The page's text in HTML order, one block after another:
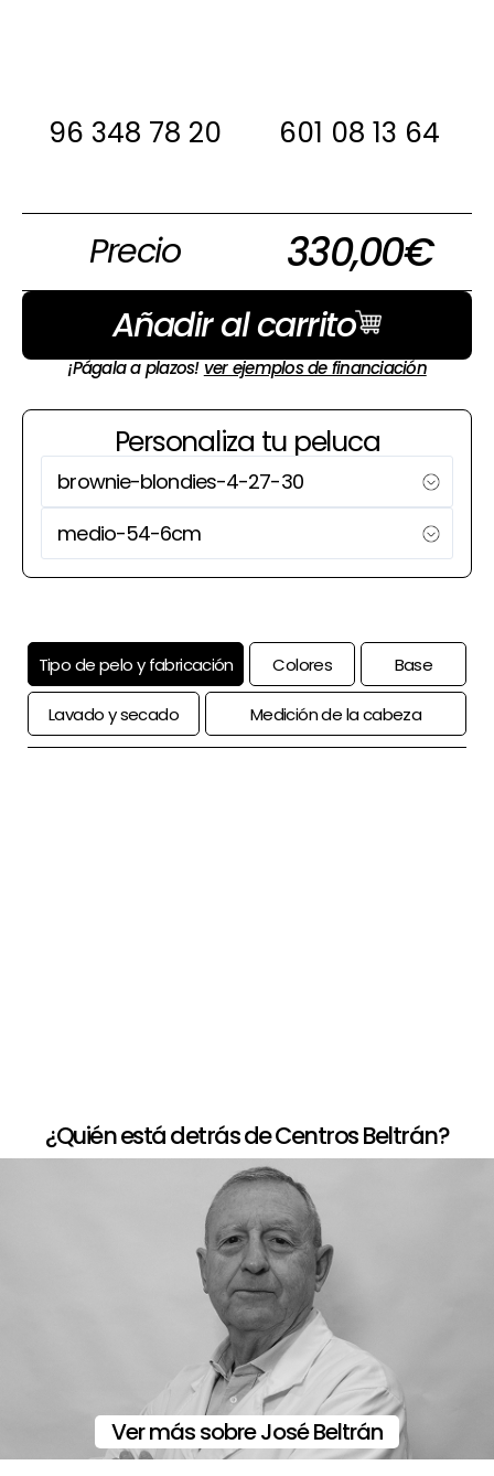
96 348 78 20 601 08 13 64
Precio 330,00€
Añadir al carrito
¡Págala a plazos! ver ejemplos de financiación
Personaliza tu peluca
Tipo de pelo y fabricación Colores Base
Lavado y secado Medición de la cabeza
¿Quién está detrás de Centros Beltrán?
Ver más sobre José Beltrán